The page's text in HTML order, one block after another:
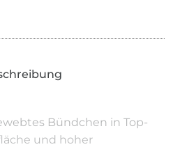
Bündchen in Top-
und hoher